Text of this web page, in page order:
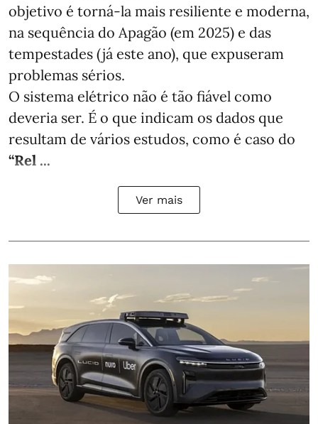
objetivo é torná-la mais resiliente e moderna,
na sequência do Apagão (em 2025) e das
tempestades (já este ano), que expuseram
problemas sérios.
O sistema elétrico não é tão fiável como
deveria ser. É o que indicam os dados que
resultam de vários estudos, como é caso do
“Rel ...
Ver mais